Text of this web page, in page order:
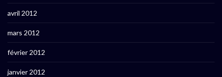
avril 2012
mars 2012
février 2012
janvier 2012